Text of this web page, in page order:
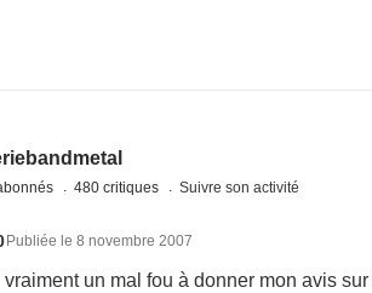
480 critiques Suivre son activité
Publiée le 8 novembre 2007
un mal fou à donner mon avis